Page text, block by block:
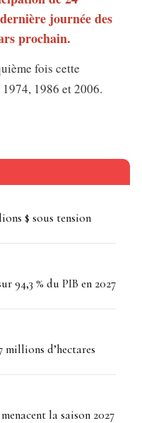
journée des
prochain.
fois cette
1986 et 2006.
$ sous tension
94,3 % du PIB en 2027
millions d’hectares
la saison 2027